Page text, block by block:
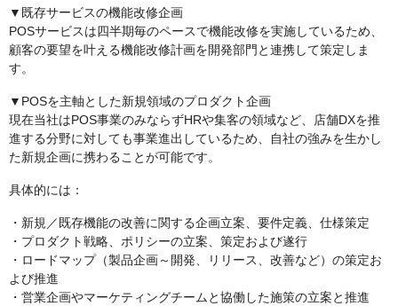
▼既存サービスの機能改修企画
POSサービスは四半期毎のペースで機能改修を実施しているため、
顧客の要望を叶える機能改修計画を開発部門と連携して策定しま
す。
▼POSを主軸とした新規領域のプロダクト企画
現在当社はPOS事業のみならずHRや集客の領域など、店舗DXを推
進する分野に対しても事業進出しているため、自社の強みを生かし
た新規企画に携わることが可能です。
具体的には：
・新規／既存機能の改善に関する企画立案、要件定義、仕様策定
・プロダクト戦略、ポリシーの立案、策定および遂行
・ロードマップ（製品企画～開発、リリース、改善など）の策定お
よび推進
・営業企画やマーケティングチームと協働した施策の立案と推進